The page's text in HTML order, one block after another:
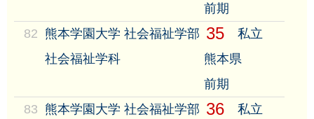
前期
82 熊本学園大学 社会福祉学部
社会福祉学科
35
私立
熊本県
前期
83 熊本学園大学 社会福祉学部 36
私立